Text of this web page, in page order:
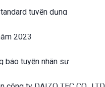
tuyển dụng
2023
báo tuyển nhân sự